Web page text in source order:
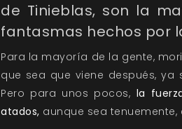
de Tinieblas, son la
fantasmas hechos por
Para la mayoría de la gente,
que sea que viene después,
Pero para unos pocos, la
atados, aunque sea tenuemente,